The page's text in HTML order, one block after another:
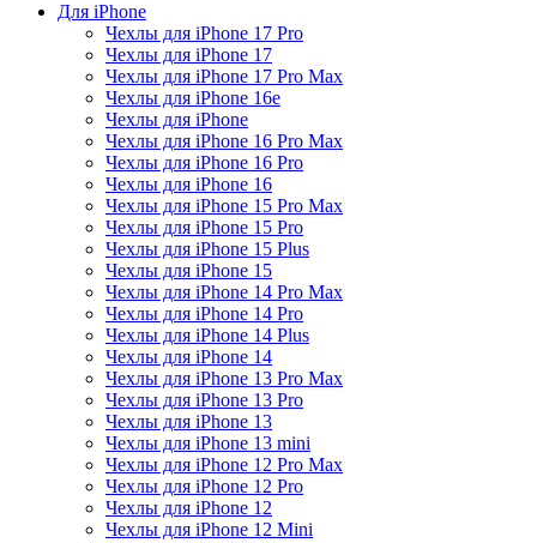
Для iPhone
Чехлы для iPhone 17 Pro
Чехлы для iPhone 17
Чехлы для iPhone 17 Pro Max
Чехлы для iPhone 16e
Чехлы для iPhone
Чехлы для iPhone 16 Pro Max
Чехлы для iPhone 16 Pro
Чехлы для iPhone 16
Чехлы для iPhone 15 Pro Max
Чехлы для iPhone 15 Pro
Чехлы для iPhone 15 Plus
Чехлы для iPhone 15
Чехлы для iPhone 14 Pro Max
Чехлы для iPhone 14 Pro
Чехлы для iPhone 14 Plus
Чехлы для iPhone 14
Чехлы для iPhone 13 Pro Max
Чехлы для iPhone 13 Pro
Чехлы для iPhone 13
Чехлы для iPhone 13 mini
Чехлы для iPhone 12 Pro Max
Чехлы для iPhone 12 Pro
Чехлы для iPhone 12
Чехлы для iPhone 12 Mini